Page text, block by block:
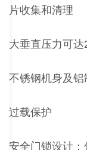
片收集和清理
大垂直压力可
不锈钢机身及
过载保护
安全门锁设计